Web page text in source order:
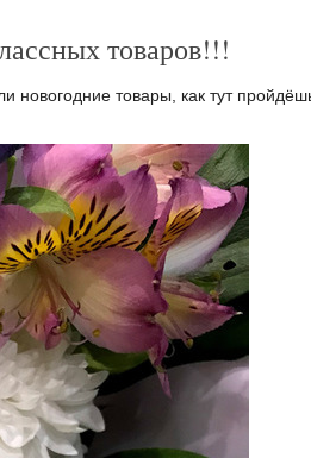
товаров!!!
новогодние товары, как тут